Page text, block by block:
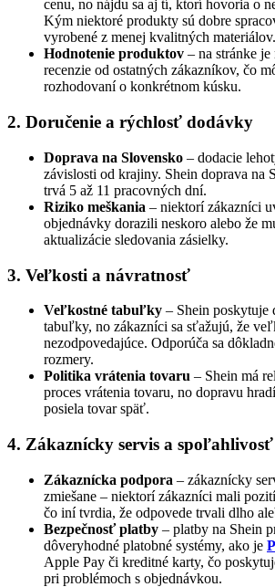
cenu, no nájdu sa aj tí, ktorí hovoria o
Kým niektoré produkty sú dobre
vyrobené z menej kvalitných materiálov.
Hodnotenie produktov – na stránke
recenzie od ostatných zákazníkov, čo
rozhodovaní o konkrétnom kúsku.
2. Doručenie a rýchlosť dodávky
Doprava na Slovensko – dodacie
závislosti od krajiny. Shein doprava na
trvá 5 až 11 pracovných dní.
Riziko meškania – niektorí zákazníci
objednávky dorazili neskoro alebo že
aktualizácie sledovania zásielky.
3. Veľkosti a návratnosť
Veľkostné tabuľky – Shein poskytuje
tabuľky, no zákazníci sa sťažujú, že
nezodpovedajúce. Odporúča sa
rozmery.
Politika vrátenia tovaru – Shein má
proces vrátenia tovaru, no dopravu
posiela tovar späť.
4. Zákaznícky servis a spoľahlivosť
Zákaznícka podpora – zákaznícky
zmiešane – niektorí zákazníci mali
čo iní tvrdia, že odpovede trvali dlho
Bezpečnosť platby – platby na Shein
dôveryhodné platobné systémy, ako je
Apple Pay či kreditné karty, čo
pri problémoch s objednávkou.